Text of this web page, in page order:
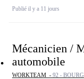
Publié il y a 11 jours
Mécanicien /
automobile
WORKTEAM - 92 -